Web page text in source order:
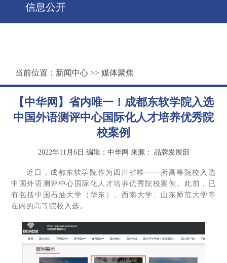
信息公开
当前位置： 新闻中心 >> 媒体聚焦
【中华网】省内唯一！成都东软学院入选
中国外语测评中心国际化人才培养优秀院
校案例
2022年11月6日 编辑：中华网 来源： 品牌发展部
近日，成都东软学院作为四川省唯一一所高等院校入选
中国外语测评中心国际化人才培养优秀院校案例。此前，已
有包括中国石油大学（华东）、西南大学、山东师范大学等
在内的高等院校入选。